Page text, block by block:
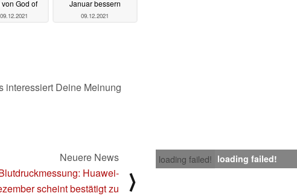
God of
09.12.2021
Januar bessern
09.12.2021
interessiert Deine Meinung
loading failed! loading failed!
Neuere News
Huawei-
scheint bestätigt zu
⟩